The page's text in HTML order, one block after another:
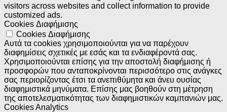
visitors across websites and collect information to provide
customized ads.
Cookies Διαφήμισης
Cookies Διαφήμισης
Αυτά τα cookies χρησιμοποιούνται για να παρέχουν
διαφημίσεις σχετικές με εσάς και τα ενδιαφέροντά σας.
Χρησιμοποιούνται επίσης για την αποστολή διαφήμισης ή
προσφορών που ανταποκρίνονται περισσότερο στις ανάγκες
σας περιορίζοντας έτσι τα ανεπιθύμητα και άνευ ουσίας
διαφημιστικά μηνύματα. Επίσης μας βοηθούν στη μέτρηση
της αποτελεσματικότητας των διαφημιστικών καμπανιών μας.
Cookies Analytics